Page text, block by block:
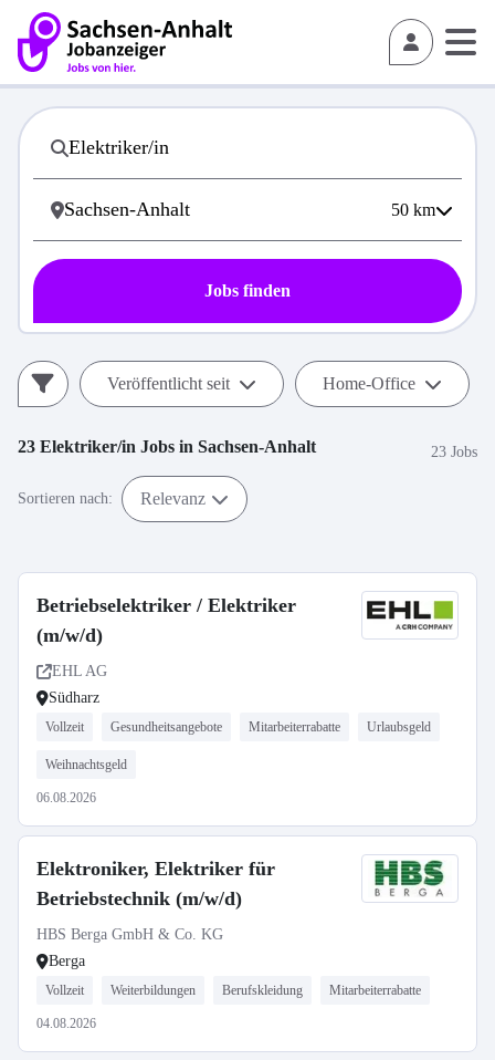
50 km
Jobs finden
Veröffentlicht seit Home-Office
23 Elektriker/in Jobs in Sachsen-Anhalt 23 Jobs
Sortieren nach: Relevanz
Betriebselektriker / Elektriker
(m/w/d)
EHL AG
Südharz
Vollzeit Gesundheitsangebote Mitarbeiterrabatte Urlaubsgeld
Weihnachtsgeld
06.08.2026
Elektroniker, Elektriker für
Betriebstechnik (m/w/d)
HBS Berga GmbH & Co. KG
Berga
Vollzeit Weiterbildungen Berufskleidung Mitarbeiterrabatte
04.08.2026